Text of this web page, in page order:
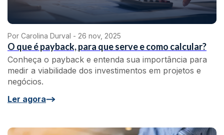
Por Carolina Durval - 26 nov, 2025
O que é payback, para que serve e como calcular?
Conheça o payback e entenda sua importância para
medir a viabilidade dos investimentos em projetos e
negócios.
Ler agora